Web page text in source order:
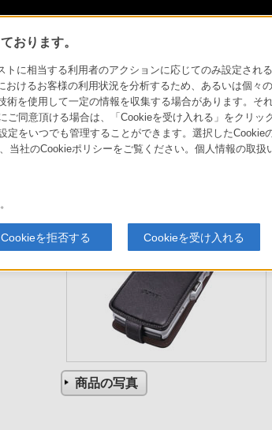
革仕
商品の写真
おります。
に相当する利用者のアクションに応じてのみ設定され
けるお客様の利用状況を分析するため、あるいは個々
を使用して一定の情報を収集する場合があります。そ
同意頂ける場合は、「Cookieを受け入れる」をクリッ
をいつでも管理することができます。選択したCookie
社のCookieポリシーをご覧ください。個人情報の取扱
Cookieを拒否する Cookieを受け入れる